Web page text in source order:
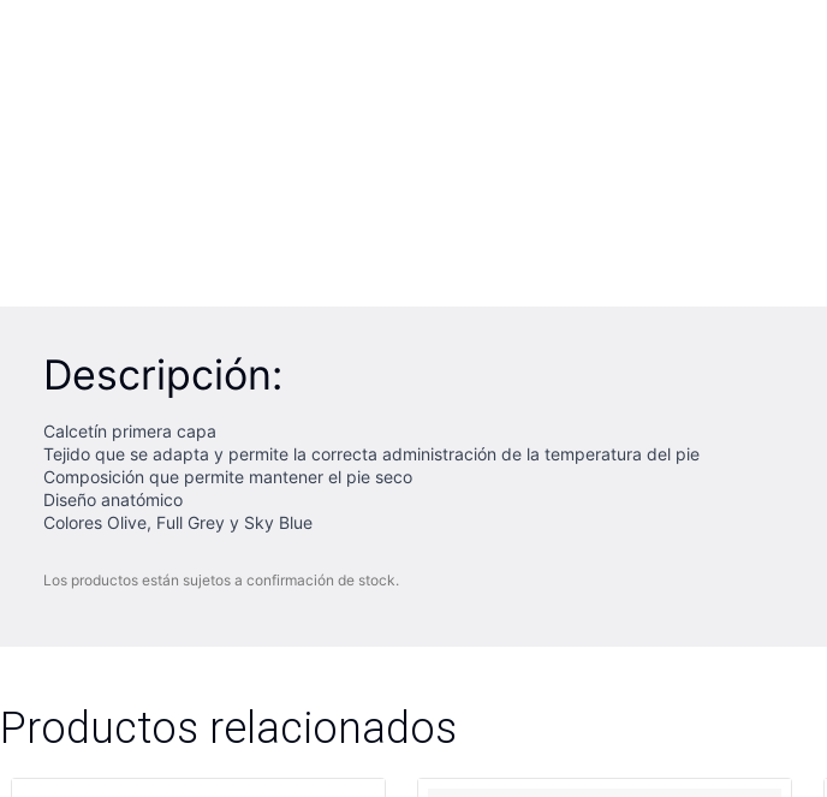
Descripción:
Calcetín primera capa
Tejido que se adapta y permite la correcta administración de la temperatura del pie
Composición que permite mantener el pie seco
Diseño anatómico
Colores Olive, Full Grey y Sky Blue
Los productos están sujetos a confirmación de stock.
Productos relacionados